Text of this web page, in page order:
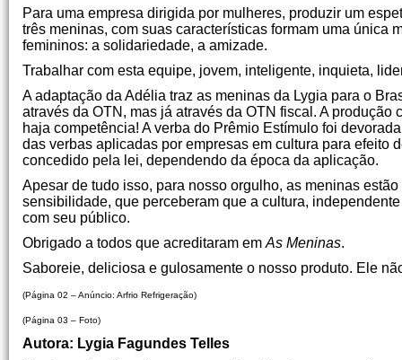
Para uma empresa dirigida por mulheres, produzir um
três meninas, com suas características formam uma única
femininos: a solidariedade, a amizade.
Trabalhar com esta equipe, jovem, inteligente, inquieta,
A adaptação da Adélia traz as meninas da Lygia para o
através da OTN, mas já através da OTN fiscal. A
haja competência! A verba do Prêmio Estímulo foi
das verbas aplicadas por empresas em cultura para efeito
concedido pela lei, dependendo da época da aplicação.
Apesar de tudo isso, para nosso orgulho, as meninas
sensibilidade, que perceberam que a cultura,
com seu público.
Obrigado a todos que acreditaram em As Meninas.
Saboreie, deliciosa e gulosamente o nosso produto. Ele
(Página 02 – Anúncio: Arfrio Refrigeração)
(Página 03 – Foto)
Autora: Lygia Fagundes Telles